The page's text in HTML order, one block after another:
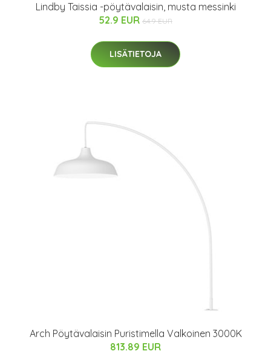
Lindby Taissia -pöytävalaisin, musta messinki
52.9 EUR 64.9 EUR
LISÄTIETOJA
Arch Pöytävalaisin Puristimella Valkoinen 3000K
813.89 EUR